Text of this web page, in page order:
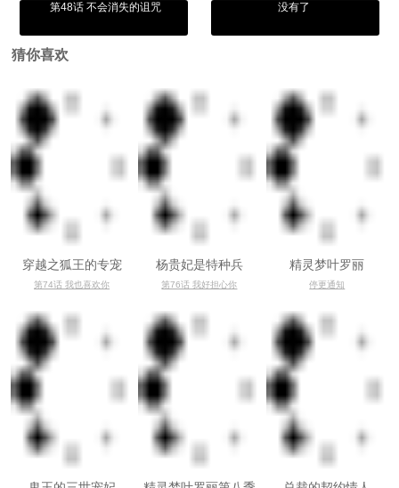
第48话 不会消失的诅咒 没有了
猜你喜欢
穿越之狐王的专宠
第74话 我也喜欢你
杨贵妃是特种兵
第76话 我好担心你
精灵梦叶罗丽
停更通知